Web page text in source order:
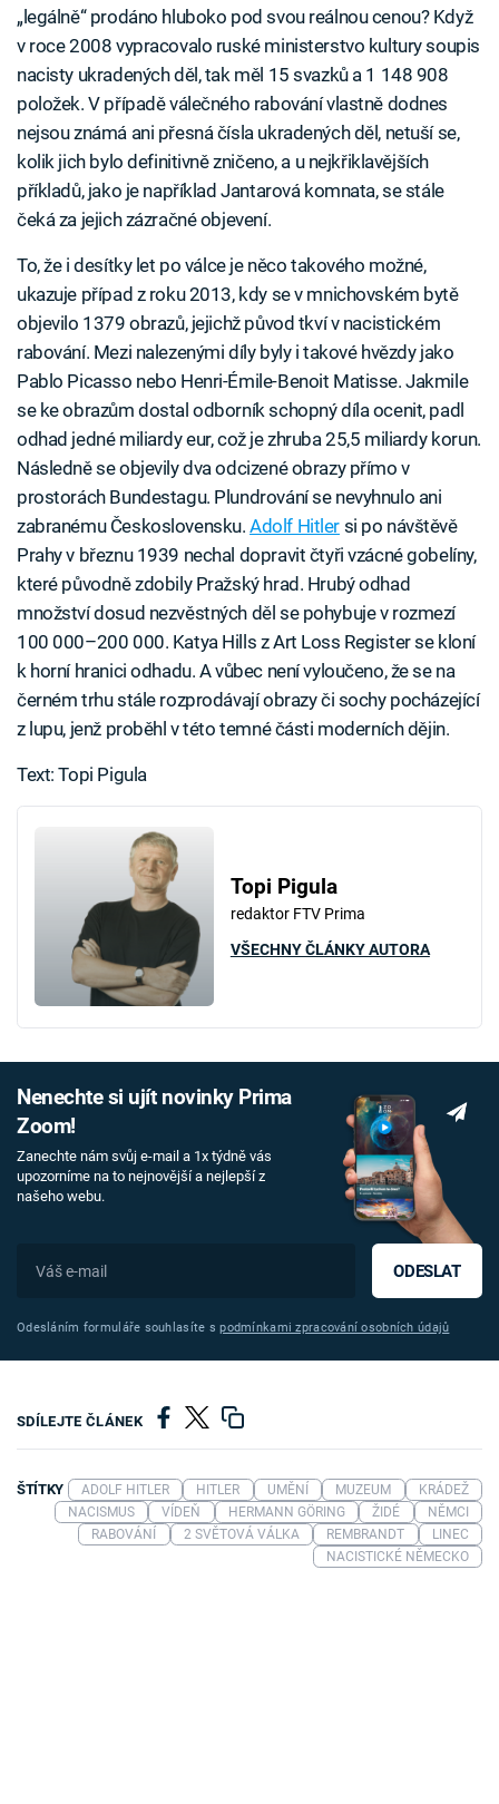
„legálně“ prodáno hluboko pod svou reálnou cenou? Když
v roce 2008 vypracovalo ruské ministerstvo kultury soupis
nacisty ukradených děl, tak měl 15 svazků a 1 148 908
položek. V případě válečného rabování vlastně dodnes
nejsou známá ani přesná čísla ukradených děl, netuší se,
kolik jich bylo definitivně zničeno, a u nejkřiklavějších
příkladů, jako je například Jantarová komnata, se stále
čeká za jejich zázračné objevení.
To, že i desítky let po válce je něco takového možné,
ukazuje případ z roku 2013, kdy se v mnichovském bytě
objevilo 1379 obrazů, jejichž původ tkví v nacistickém
rabování. Mezi nalezenými díly byly i takové hvězdy jako
Pablo Picasso nebo Henri-Émile-Benoit Matisse. Jakmile
se ke obrazům dostal odborník schopný díla ocenit, padl
odhad jedné miliardy eur, což je zhruba 25,5 miliardy korun.
Následně se objevily dva odcizené obrazy přímo v
prostorách Bundestagu. Plundrování se nevyhnulo ani
zabranému Československu.Adolf Hitlersi po návštěvě
Prahy v březnu 1939 nechal dopravit čtyři vzácné gobelíny,
které původně zdobily Pražský hrad. Hrubý odhad
množství dosud nezvěstných děl se pohybuje v rozmezí
100 000–200 000. Katya Hills z Art Loss Register se kloní
k horní hranici odhadu. A vůbec není vyloučeno, že se na
černém trhu stále rozprodávají obrazy či sochy pocházející
z lupu, jenž proběhl v této temné části moderních dějin.
Text: Topi Pigula
Topi Pigula
redaktor FTV Prima
VŠECHNY ČLÁNKY AUTORA
Nenechte si ujít novinky Prima
Zoom!
Zanechte nám svůj e-mail a 1x týdně vás
upozorníme na to nejnovější a nejlepší z
našeho webu.
ODESLAT
Odesláním formuláře souhlasíte spodmínkami zpracování osobních údajů
SDÍLEJTE ČLÁNEK
ŠTÍTKY ADOLF HITLER HITLER UMĚNÍ MUZEUM
KRÁDEŽ
NACISMUS
VÍDEŇ HERMANN GÖRING ŽIDÉ
NĚMCI
RABOVÁNÍ
2 SVĚTOVÁ VÁLKA REMBRANDT
LINEC
NACISTICKÉ NĚMECKO